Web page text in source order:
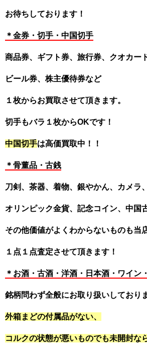
お待ちしております！
＊金券・切手・中国切手
商品券、ギフト券、旅行券、クオカード
ビール券、株主優待券など
１枚からお買取させて頂きます。
切手もバラ１枚からOKです！
中国切手は高価買取中！！
＊骨董品・古銭
刀剣、茶器、着物、銀やかん、カメラ
オリンピック金貨、記念コイン、中国
その他価値がよくわからないものも当
１点１点査定させて頂きます！
＊お酒・古酒・洋酒・日本酒・ワイン
銘柄問わず全般にお取り扱いしており
外箱まどの付属品がない、
コルクの状態が悪いものでも未開封な